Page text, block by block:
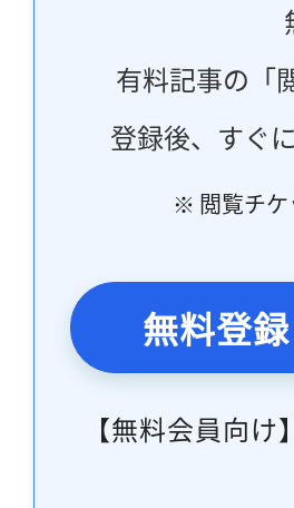
有料記事の「
登録後、すぐ
※ 閲覧チケ
無料登
【無料会員向